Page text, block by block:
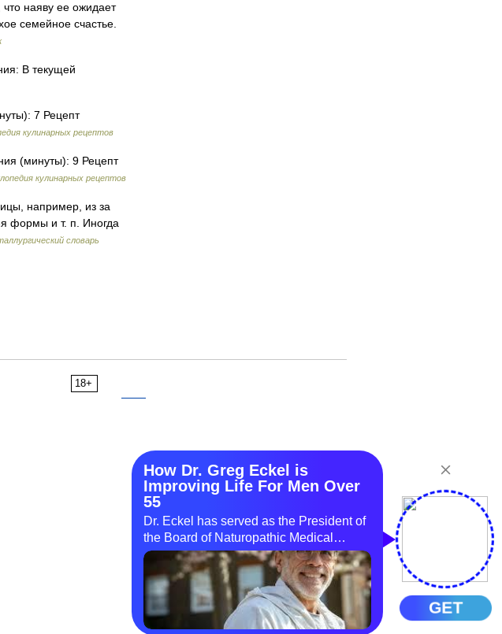
наяву ее ожидает
семейное счастье.
В текущей
7 Рецепт
кулинарных рецептов
(минуты): 9 Рецепт
кулинарных рецептов
например, из за
формы и т. п. Иногда
словарь
18+